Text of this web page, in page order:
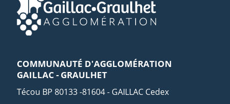
COMMUNAUTÉ D'AGGLOMÉRATION
GAILLAC - GRAULHET
Técou BP 80133 -81604 - GAILLAC Cedex